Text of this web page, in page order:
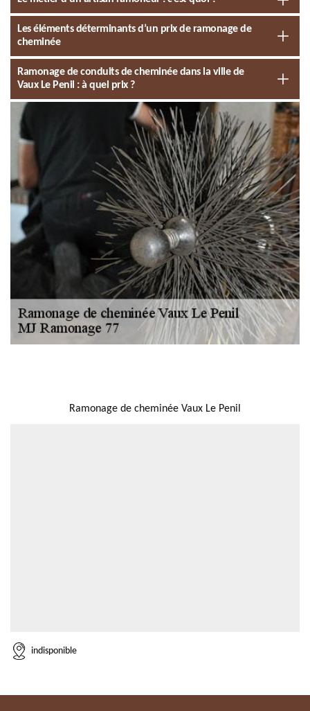
Les éléments déterminants d’un prix de ramonage de
cheminée
Ramonage de conduits de cheminée dans la ville de
Vaux Le Penil : à quel prix ?
Ramonage de cheminée Vaux Le Penil
indisponible